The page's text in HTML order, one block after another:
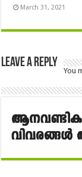
March 31, 2021
Leave a Reply
You